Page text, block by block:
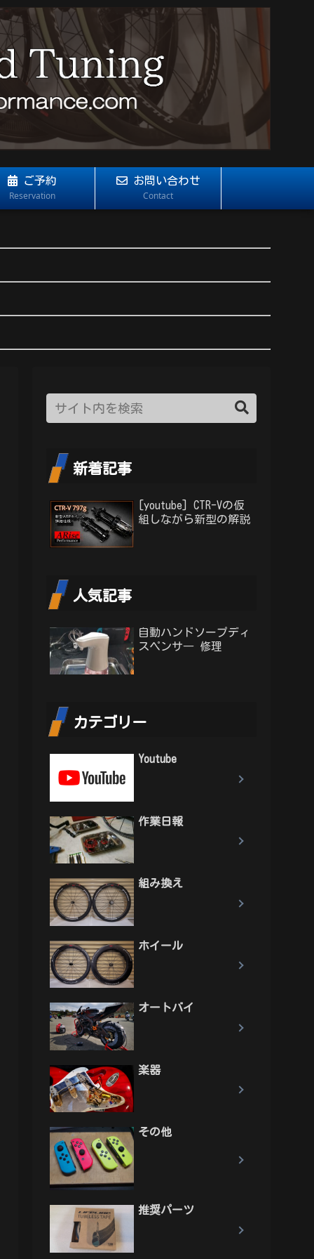
ご予約
Reservation
お問い合わせ
Contact
新着記事
[youtube] CTR-Vの仮
組しながら新型の解説
人気記事
自動ハンドソープディ
スペンサ― 修理
カテゴリー
Youtube
作業日報
組み換え
ホイール
オートバイ
楽器
その他
推奨パーツ